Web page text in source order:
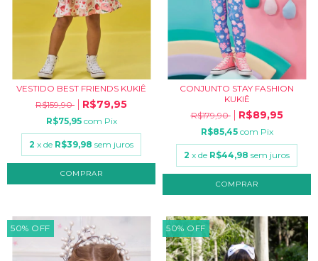
VESTIDO BEST FRIENDS KUKIÊ
R$159,90
R$79,95
R$75,95 com Pix
2 x de R$39,98 sem juros
COMPRAR
CONJUNTO STAY FASHION
KUKIÊ
R$179,90
R$89,95
R$85,45 com Pix
2 x de R$44,98 sem juros
COMPRAR
50% OFF 50% OFF